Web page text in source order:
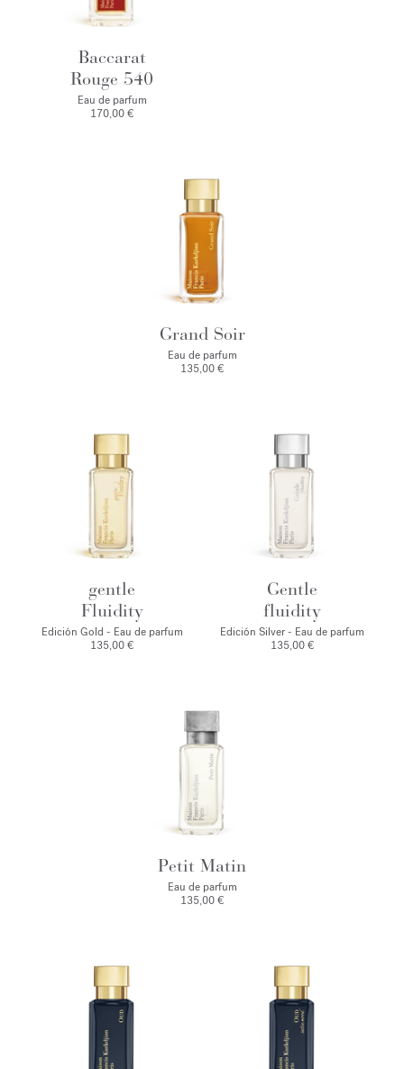
Baccarat
Rouge 540
Eau de parfum
170,00 €
Grand Soir
Eau de parfum
135,00 €
gentle
Fluidity
Edición Gold - Eau de parfum
135,00 €
Gentle
fluidity
Edición Silver - Eau de parfum
135,00 €
Petit Matin
Eau de parfum
135,00 €